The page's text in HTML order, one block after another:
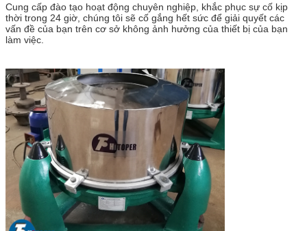
Cung cấp đào tạo hoạt động chuyên nghiệp, khắc phục sự cố kịp
thời trong 24 giờ, chúng tôi sẽ cố gắng hết sức để giải quyết các
vấn đề của bạn trên cơ sở không ảnh hưởng của thiết bị của bạn
làm việc.